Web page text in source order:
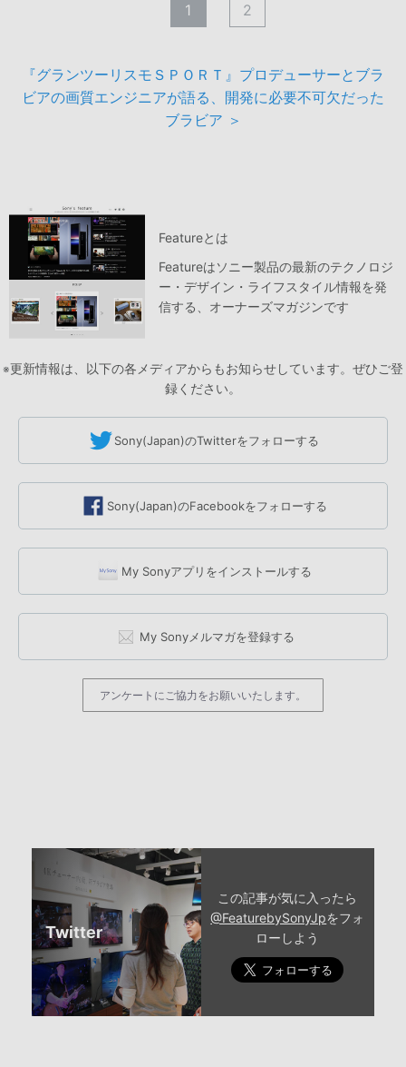
1 2
『グランツーリスモＳＰＯＲＴ』プロデューサーとブラ
ビアの画質エンジニアが語る、開発に必要不可欠だった
ブラビア ＞
Featureとは
Featureはソニー製品の最新のテクノロジ
ー・デザイン・ライフスタイル情報を発
信する、オーナーズマガジンです
※更新情報は、以下の各メディアからもお知らせしています。ぜひご登
録ください。
Sony(Japan)のTwitterをフォローする
Sony(Japan)のFacebookをフォローする
My Sonyアプリをインストールする
My Sonyメルマガを登録する
アンケートにご協力をお願いいたします。
Twitter
この記事が気に入ったら
@FeaturebySonyJpをフォ
ローしよう